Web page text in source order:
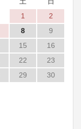
1
2
8
9
15
16
22
23
29
30